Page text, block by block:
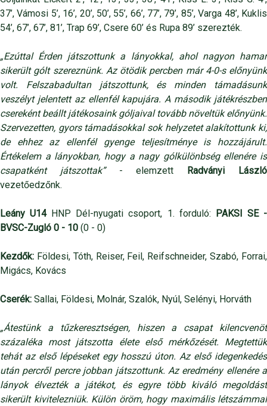
37’, Vámosi 5’, 16’, 20’, 50’, 55’, 66’, 77’, 79’, 85’, Varga 48’, Kuklis
54’, 67’, 67’, 81’, Trap 69’, Csere 60’ és Rupa 89’ szerezték.
„Ezúttal Érden játszottunk a lányokkal, ahol nagyon hamar
sikerült gólt szereznünk. Az ötödik percben már 4-0-s előnyünk
volt. Felszabadultan játszottunk, és minden támadásunk
veszélyt jelentett az ellenfél kapujára. A második játékrészben
csereként beállt játékosaink góljaival tovább növeltük előnyünk.
Szervezetten, gyors támadásokkal sok helyzetet alakítottunk ki,
de ehhez az ellenfél gyenge teljesítménye is hozzájárult.
Értékelem a lányokban, hogy a nagy gólkülönbség ellenére is
csapatként játszottak”- elemzett
Radványi László
vezetőedzőnk.
Leány U14HNP Dél-nyugati csoport, 1. forduló:
PAKSI SE -
BVSC-Zugló 0 - 10 (0 - 0)
Kezdők: Földesi, Tóth, Reiser, Feil, Reifschneider, Szabó, Forrai,
Migács, Kovács
Cserék: Sallai, Földesi, Molnár, Szalók, Nyúl, Selényi, Horváth
„Átestünk a tűzkeresztségen, hiszen a csapat kilencvenöt
százaléka most játszotta élete első mérkőzését. Megtettük
tehát az első lépéseket egy hosszú úton. Az első idegenkedés
után percről percre jobban játszottunk. Az eredmény ellenére a
lányok élvezték a játékot, és egyre több kiváló megoldást
sikerült kivitelezniük. Külön öröm, hogy maximális létszámmal